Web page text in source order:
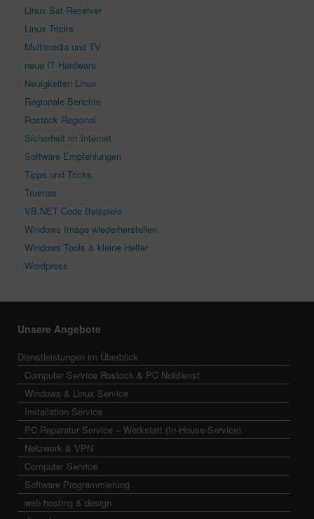
Linux Sat Receiver
Linux Tricks
Multimedia und TV
neue IT Hardware
Neuigkeiten Linux
Regionale Berichte
Rostock Regional
Sicherheit im Internet
Software Empfehlungen
Tipps und Tricks
Truenas
VB.NET Code Beispiele
Windows Image wiederherstellen
Windows Tools & kleine Helfer
Wordpress
Unsere Angebote
Dienstleistungen im Überblick
Computer Service Rostock & PC Notdienst
Windows & Linux Service
Installation Service
PC Reparatur Service – Werkstatt (In-House-Service)
Netzwerk & VPN
Computer Service
Software Programmierung
web hosting & design